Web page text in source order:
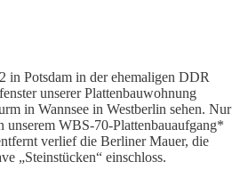
in Potsdam in der ehemaligen DDR
unserer Plattenbauwohnung
in Wannsee in Westberlin sehen. Nur
unserem WBS-70-Plattenbauaufgang*
verlief die Berliner Mauer, die
„Steinstücken“ einschloss.